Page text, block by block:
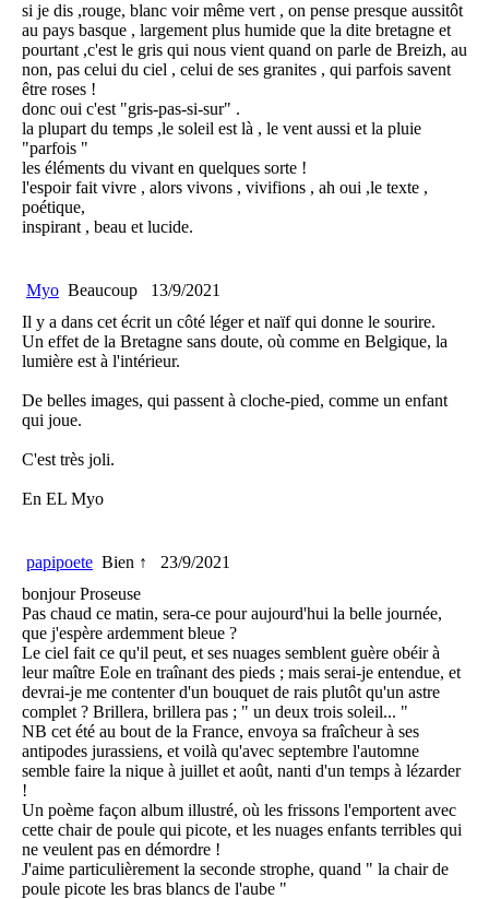
si je dis ,rouge, blanc voir même vert , on pense presque aussitôt
au pays basque , largement plus humide que la dite bretagne et
pourtant ,c'est le gris qui nous vient quand on parle de Breizh, au
non, pas celui du ciel , celui de ses granites , qui parfois savent
être roses !
donc oui c'est "gris-pas-si-sur" .
la plupart du temps ,le soleil est là , le vent aussi et la pluie
"parfois "
les éléments du vivant en quelques sorte !
l'espoir fait vivre , alors vivons , vivifions , ah oui ,le texte ,
poétique,
inspirant , beau et lucide.
Myo Beaucoup
13/9/2021
Il y a dans cet écrit un côté léger et naïf qui donne le sourire.
Un effet de la Bretagne sans doute, où comme en Belgique, la
lumière est à l'intérieur.
De belles images, qui passent à cloche-pied, comme un enfant
qui joue.
C'est très joli.
En EL Myo
papipoete Bien ↑
23/9/2021
bonjour Proseuse
Pas chaud ce matin, sera-ce pour aujourd'hui la belle journée,
que j'espère ardemment bleue ?
Le ciel fait ce qu'il peut, et ses nuages semblent guère obéir à
leur maître Eole en traînant des pieds ; mais serai-je entendue, et
devrai-je me contenter d'un bouquet de rais plutôt qu'un astre
complet ? Brillera, brillera pas ; " un deux trois soleil... "
NB cet été au bout de la France, envoya sa fraîcheur à ses
antipodes jurassiens, et voilà qu'avec septembre l'automne
semble faire la nique à juillet et août, nanti d'un temps à lézarder
!
Un poème façon album illustré, où les frissons l'emportent avec
cette chair de poule qui picote, et les nuages enfants terribles qui
ne veulent pas en démordre !
J'aime particulièrement la seconde strophe, quand " la chair de
poule picote les bras blancs de l'aube "